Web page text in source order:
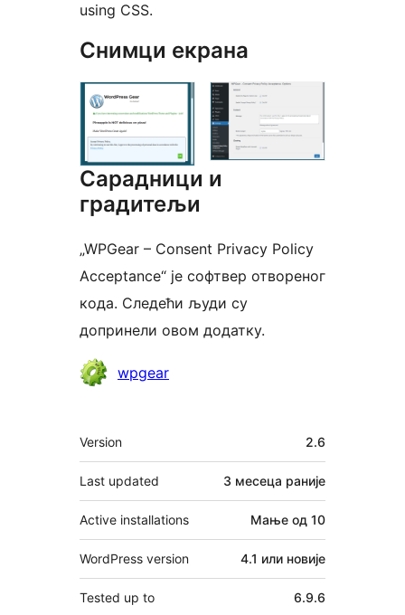
using CSS.
Снимци екрана
Сарадници и
градитељи
„WPGear – Consent Privacy Policy
Acceptance“ је софтвер отвореног
кода. Следећи људи су
допринели овом додатку.
Сарадници
wpgear
Мета
Version 2.6
Last updated 3 месеца раније
Active installations Мање од 10
WordPress version 4.1 или новије
Tested up to 6.9.6